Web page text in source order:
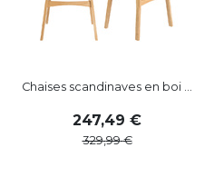
Chaises scandinaves en boi ...
247,49
329,99